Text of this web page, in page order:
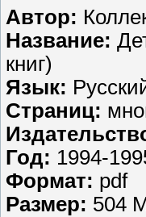
Автор:
Название:
книг)
Язык:
Страниц:
Год: 1994-
Формат: pdf
Размер: 504